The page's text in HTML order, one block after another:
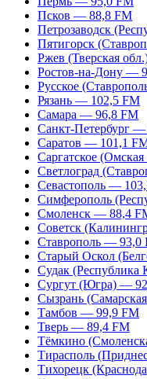
Псков — 88,8 FM
Петрозаводск
Пятигорск
Ржев (Тверская
Ростов-на-Дону —
Русское
Рязань — 102,5 FM
Самара — 96,8 FM
Санкт-Петербург
Саратов — 101,1
Саргатское
Светлоград
Севастополь —
Симферополь
Смоленск — 88,4
Советск
Ставрополь — 93,0
Старый Оскол
Судак
Сургут (Югра) —
Сызрань
Тамбов — 99,9 FM
Тверь — 89,4 FM
Тёмкино
Тирасполь
Тихорецк